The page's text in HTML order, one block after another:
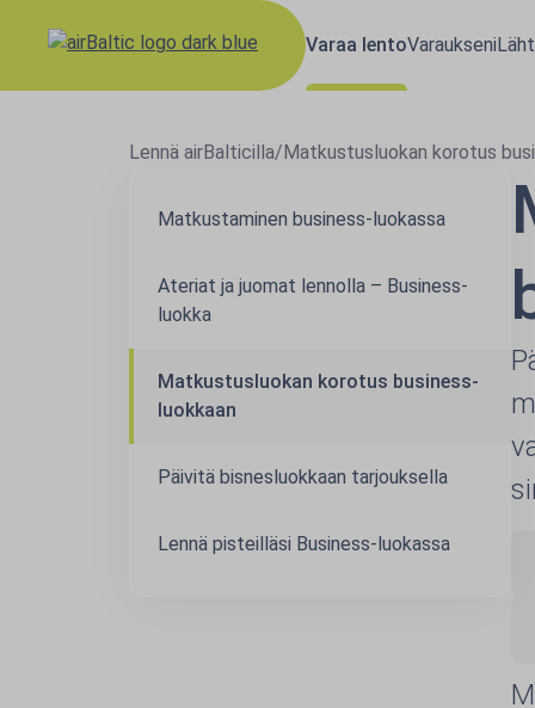
Varaa lentoVaraukseni
Lennä airBalticilla/Matkustusluokan korotus
Matkustaminen business-luokassa
Ateriat ja juomat lennolla – Business-
luokka
Matkustusluokan korotus business-
luokkaan
Päivitä bisnesluokkaan tarjouksella
Lennä pisteilläsi Business-luokassa